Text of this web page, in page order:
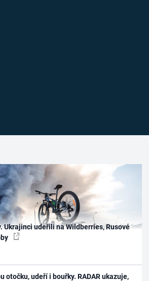
Ukrajinci udeřili na Wildberries, Rusové
otočku, udeří i bouřky. RADAR ukazuje,